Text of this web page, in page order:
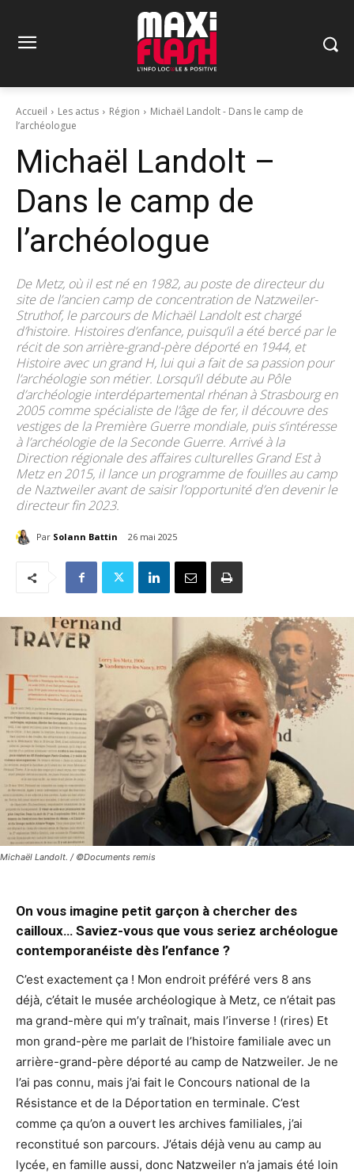
Accueil Les actus Région
Michaël Landolt - Dans le camp de
l’archéologue
Michaël Landolt –
Dans le camp de
l’archéologue
De Metz, où il est né en 1982, au poste de directeur du
site de l’ancien camp de concentration de Natzweiler-
Struthof, le parcours de Michaël Landolt est chargé
d’histoire. Histoires d’enfance, puisqu’il a été bercé par le
récit de son arrière-grand-père déporté en 1944, et
Histoire avec un grand H, lui qui a fait de sa passion pour
l’archéologie son métier. Lorsqu’il débute au Pôle
d’archéologie interdépartemental rhénan à Strasbourg en
2005 comme spécialiste de l’âge de fer, il découvre des
vestiges de la Première Guerre mondiale, puis s’intéresse
à l’archéologie de la Seconde Guerre. Arrivé à la
Direction régionale des affaires culturelles Grand Est à
Metz en 2015, il lance un programme de fouilles au camp
de Naztweiler avant de saisir l’opportunité d’en devenir le
directeur fin 2023.
Par Solann Battin 26 mai 2025
Michaël Landolt. / ©Documents remis
On vous imagine petit garçon à chercher des
cailloux… Saviez-vous que vous seriez archéologue
contemporanéiste dès l’enfance ?
C’est exactement ça ! Mon endroit préféré vers 8 ans
déjà, c’était le musée archéologique à Metz, ce n’était pas
ma grand-mère qui m’y traînait, mais l’inverse ! (rires) Et
mon grand-père me parlait de l’histoire familiale avec un
arrière-grand-père déporté au camp de Natzweiler. Je ne
l’ai pas connu, mais j’ai fait le Concours national de la
Résistance et de la Déportation en terminale. C’est
comme ça qu’on a ouvert les archives familiales, j’ai
reconstitué son parcours. J’étais déjà venu au camp au
lycée, en famille aussi, donc Natzweiler n’a jamais été loin